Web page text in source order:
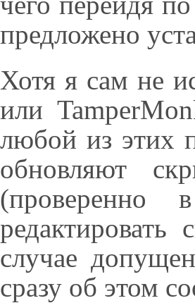
предложено
Хотя я сам не
или
любой из этих
обновляют
случае
сразу об этом